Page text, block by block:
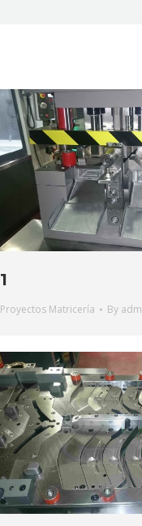
1
Proyectos Matricería By